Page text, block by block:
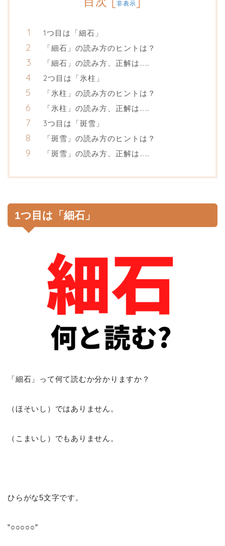
非表示
1つ目は「細石」
「細石」の読み方のヒントは？
「細石」の読み方、正解は……
2つ目は「氷柱」
「氷柱」の読み方のヒントは？
「氷柱」の読み方、正解は……
3つ目は「斑雪」
「斑雪」の読み方のヒントは？
「斑雪」の読み方、正解は……
1つ目は「細石」
「細石」って何て読むか分かりますか？
（ほそいし）ではありません。
（こまいし）でもありません。
ひらがな5文字です。
”○○○○○”